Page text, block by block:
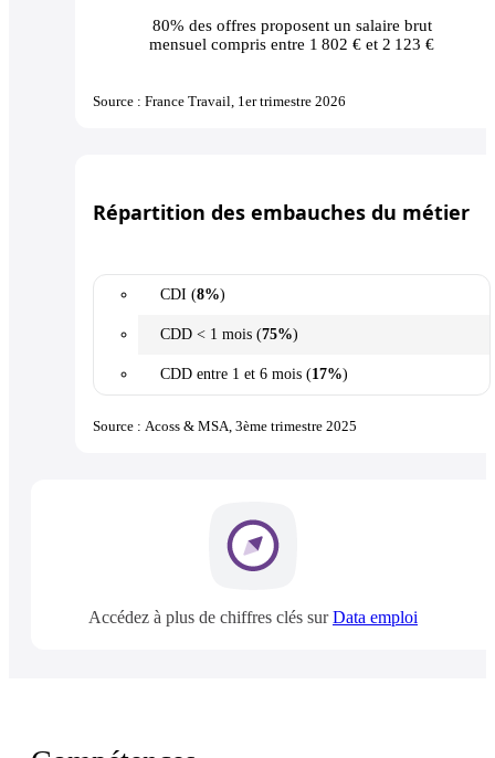
80% des offresproposent un salaire brut
mensuel compris entre 1 802 € et 2 123 €
Source : France Travail, 1er trimestre 2026
Répartition des embauches du métier
CDI (8%)
CDD < 1 mois (75%)
CDD entre 1 et 6 mois (17%)
Source : Acoss & MSA, 3ème trimestre 2025
Accédez à plus de chiffres clés surData emploi